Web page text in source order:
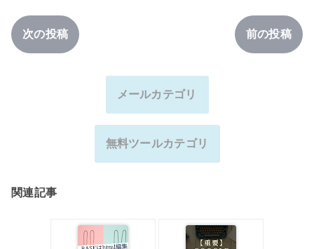
次の投稿 前の投稿
メールカテゴリ
無料ツールカテゴリ
関連記事